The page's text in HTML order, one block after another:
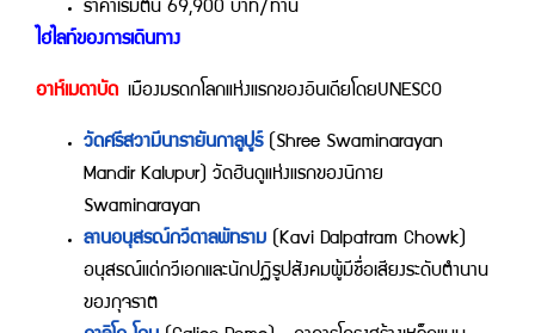
ราคาเริ่มต้น 69,900 บาท/ท่าน
ไฮไลท์ของการเดินทาง
อาห์เมดาบัด เมืองมรดกโลกแห่งแรกของอินเดียโดยUNESCO
วัดศรีสวามีนารายันกาลูปูร์ (Shree Swaminarayan
Mandir Kalupur) วัดฮินดูแห่งแรกของนิกาย
Swaminarayan
ลานอนุสรณ์กวีดาลพัทราม (Kavi Dalpatram Chowk)
อนุสรณ์แด่กวีเอกและนักปฏิรูปสังคมผู้มีชื่อเสียงระดับตำนาน
ของกุจราต